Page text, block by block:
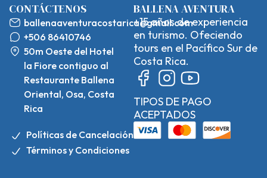
CONTÁCTENOS
ballenaaventuracostarica@gmail.com
+506 86410746
50m Oeste del Hotel
la Fiore contiguo al
Restaurante Ballena
Oriental, Osa, Costa
Rica
Políticas de Cancelación
Términos y Condiciones
BALLENA AVENTURA
+15 años de experiencia
en turismo. Ofeciendo
tours en el Pacífico Sur de
Costa Rica.
TIPOS DE PAGO
ACEPTADOS